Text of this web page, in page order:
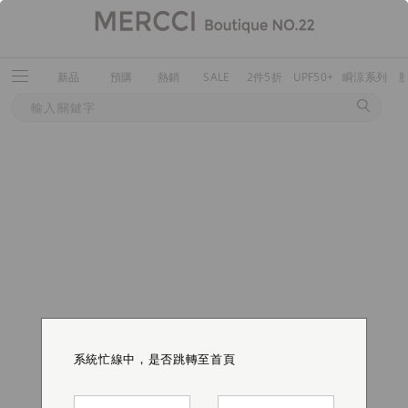
新品 預購 熱銷 SALE 2件5折 UPF50+ 瞬涼系列
系統忙線中，是否跳轉至首頁
系統忙線中，是否跳轉至首頁
系統忙線中，是否跳轉至首頁
系統忙線中，是否跳轉至首頁
系統忙線中，是否跳轉至首頁